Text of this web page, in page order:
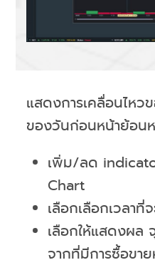
แสดงการเคลื่อนไหว
ของวันก่อนหน้าย้อน
เพิ่ม/ลด
Chart
เลือกเลือกเวลาที่
เลือกให้แสดงผล
จากที่มีการซื้อขา